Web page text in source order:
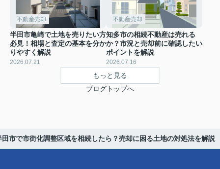
不動産売却
半田市亀崎で土地を売りたい方
必見！相場と査定の基本を分か
りやすく解説
2026.07.21
不動産売却
知多市の相続不動産は売れる
か？市況と売却前に確認したい
ポイントを解説
2026.07.16
もっと見る
ブログトップへ
田市で市街化調整区域を相続したら？売却に困る土地の対処法を解説